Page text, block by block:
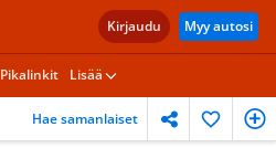
Kirjaudu Myy autosi
Pikalinkit Lisää
Hae samanlaiset